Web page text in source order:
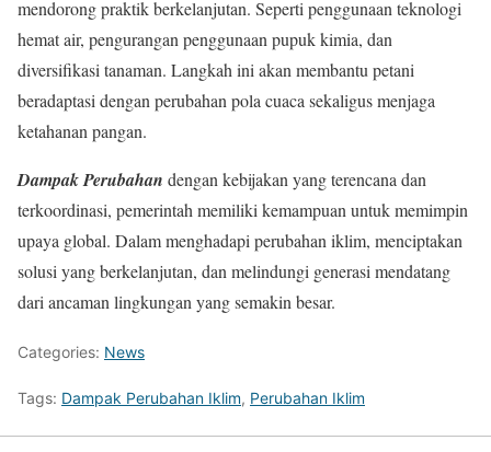
mendorong praktik berkelanjutan. Seperti penggunaan teknologi
hemat air, pengurangan penggunaan pupuk kimia, dan
diversifikasi tanaman. Langkah ini akan membantu petani
beradaptasi dengan perubahan pola cuaca sekaligus menjaga
ketahanan pangan.
Dampak Perubahan dengan kebijakan yang terencana dan
terkoordinasi, pemerintah memiliki kemampuan untuk memimpin
upaya global. Dalam menghadapi perubahan iklim, menciptakan
solusi yang berkelanjutan, dan melindungi generasi mendatang
dari ancaman lingkungan yang semakin besar.
Categories: News
Tags: Dampak Perubahan Iklim, Perubahan Iklim